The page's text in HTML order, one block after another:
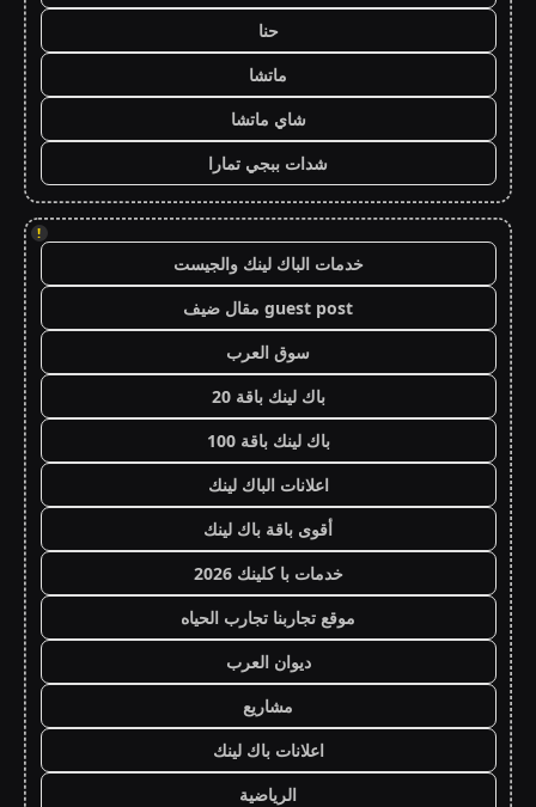
حنا
ماتشا
شاي ماتشا
شدات ببجي تمارا
!
خدمات الباك لينك والجيست
guest post مقال ضيف
سوق العرب
باك لينك باقة 20
باك لينك باقة 100
اعلانات الباك لينك
أقوى باقة باك لينك
خدمات با كلينك 2026
موقع تجاربنا تجارب الحياه
ديوان العرب
مشاريع
اعلانات باك لينك
الرياضية